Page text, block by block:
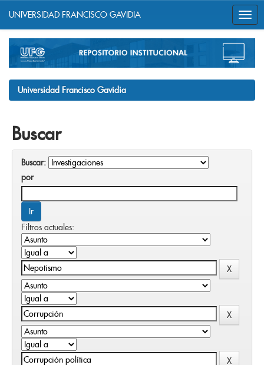
navigation
UNIVERSIDAD FRANCISCO GAVIDIA
Universidad Francisco Gavidia
Buscar
Buscar:
por
Filtros actuales: